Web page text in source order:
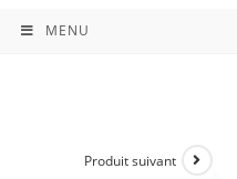
MENU
Produit suivant